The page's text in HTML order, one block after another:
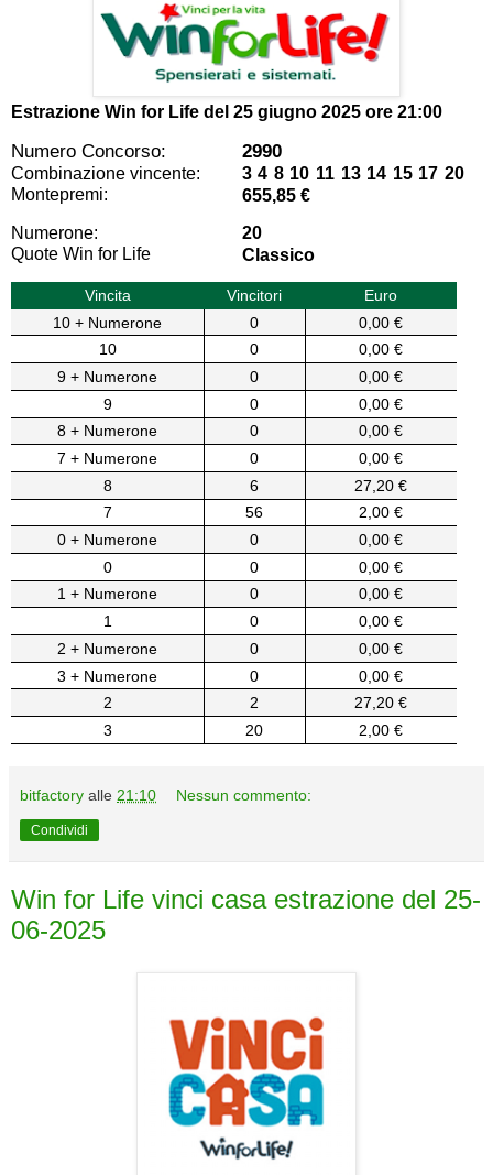
Estrazione Win for Life del 25 giugno 2025 ore 21:00
Numero Concorso: 2990
Combinazione vincente:
3 4 8 10 11 13 14 15 17 20
Montepremi:
655,85 €
Numerone:
20
Quote Win for Life
Classico
Vincita Vincitori
Euro
10 + Numerone
0
0,00 €
10
0
0,00 €
9 + Numerone
0
0,00 €
9
0
0,00 €
8 + Numerone
0
0,00 €
7 + Numerone
0
0,00 €
8
6
27,20 €
7
56
2,00 €
0 + Numerone
0
0,00 €
0
0
0,00 €
1 + Numerone
0
0,00 €
1
0
0,00 €
2 + Numerone
0
0,00 €
3 + Numerone
0
0,00 €
2
2
27,20 €
3
20 2,00 €
bitfactory alle 21:10 Nessun commento:
Condividi
Win for Life vinci casa estrazione del 25-
06-2025